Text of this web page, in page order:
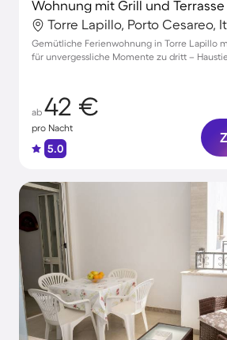
Torre Lapillo, Porto Cesareo,
Gemütliche Ferienwohnung in Torre Lapillo
für unvergessliche Momente zu dritt –
ab 42 €
pro Nacht
5.0